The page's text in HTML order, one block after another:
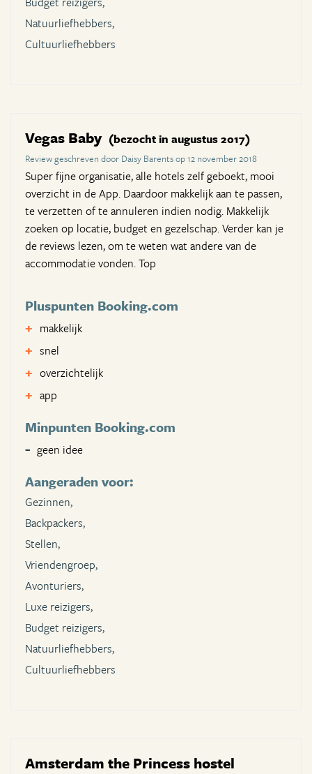
Natuurliefhebbers,
Cultuurliefhebbers
Vegas Baby (bezocht in augustus 2017)
Review geschreven door Daisy Barents op 12 november 2018
Super fijne organisatie, alle hotels zelf geboekt, mooi
overzicht in de App. Daardoor makkelijk aan te passen,
te verzetten of te annuleren indien nodig. Makkelijk
zoeken op locatie, budget en gezelschap. Verder kan je
de reviews lezen, om te weten wat andere van de
accommodatie vonden. Top
Pluspunten Booking.com
makkelijk
snel
overzichtelijk
app
Minpunten Booking.com
geen idee
Aangeraden voor:
Gezinnen,
Backpackers,
Stellen,
Vriendengroep,
Avonturiers,
Luxe reizigers,
Budget reizigers,
Natuurliefhebbers,
Cultuurliefhebbers
Amsterdam the Princess hostel